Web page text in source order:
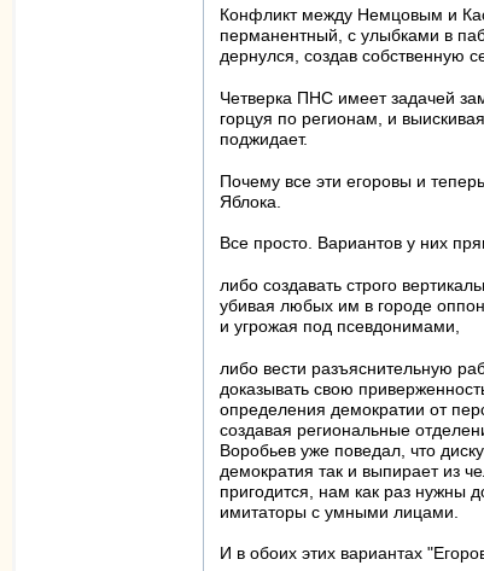
Конфликт между Немцовым и
перманентный, с улыбками в
дернулся, создав собственную
Четверка ПНС имеет задачей
горцуя по регионам, и
поджидает.
Почему все эти егоровы и
Яблока.
Все просто. Вариантов у них
либо создавать строго
убивая любых им в городе
и угрожая под псевдонимами,
либо вести разъяснительную
доказывать свою
определения демократии от
создавая региональные
Воробьев уже поведал, что
демократия так и выпирает из
пригодится, нам как раз нужны
имитаторы с умными лицами.
И в обоих этих вариантах